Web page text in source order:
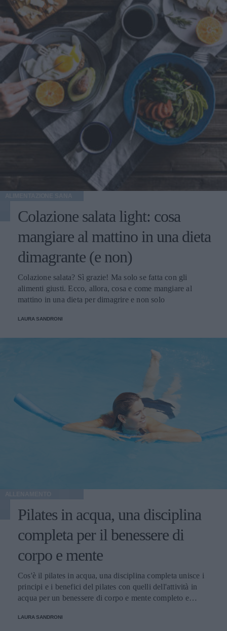
Colazione salata light: cosa
mangiare al mattino in una dieta
dimagrante (e non)
Colazione salata? Sì grazie! Ma solo se fatta con gli
alimenti giusti. Ecco, allora, cosa e come mangiare al
mattino in una dieta per dimagrire e non solo
LAURA SANDRONI
Pilates in acqua, una disciplina
completa per il benessere di
corpo e mente
Cos'è il pilates in acqua, una disciplina completa unisce i
principi e i benefici del pilates con quelli dell'attività in
acqua per un benessere di corpo e mente completo e
LAURA SANDRONI